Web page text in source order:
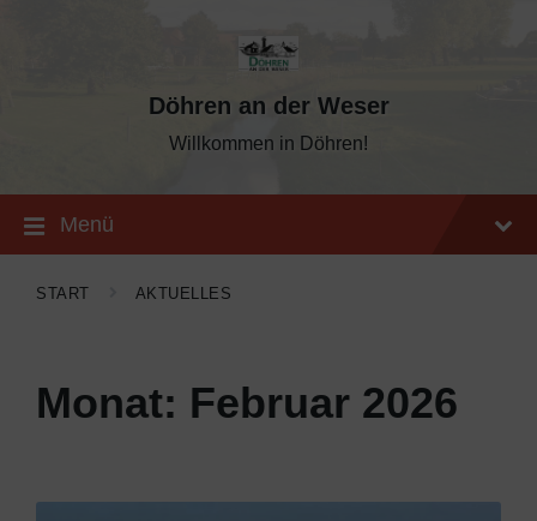
Döhren an der Weser
Willkommen in Döhren!
Menü
START AKTUELLES
Monat: Februar 2026